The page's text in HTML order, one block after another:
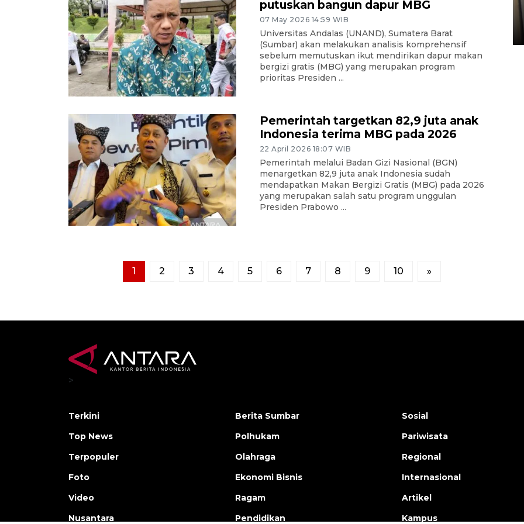
putuskan bangun dapur MBG
07 May 2026 14:59 WIB
Universitas Andalas (UNAND), Sumatera Barat
(Sumbar) akan melakukan analisis komprehensif
sebelum memutuskan ikut mendirikan dapur makan
bergizi gratis (MBG) yang merupakan program
prioritas Presiden ...
Pemerintah targetkan 82,9 juta anak
Indonesia terima MBG pada 2026
22 April 2026 18:07 WIB
Pemerintah melalui Badan Gizi Nasional (BGN)
menargetkan 82,9 juta anak Indonesia sudah
mendapatkan Makan Bergizi Gratis (MBG) pada 2026
yang merupakan salah satu program unggulan
Presiden Prabowo ...
1 2 3 4 5 6 7 8 9 10 »
Sumbar
05 August 2026 10:33 WIB
>
Terkini
Top News
Terpopuler
Foto
Video
Nusantara
Berita Sumbar
Polhukam
Olahraga
Ekonomi Bisnis
Ragam
Pendidikan
Sosial
Pariwisata
Regional
Internasional
Artikel
Kampus